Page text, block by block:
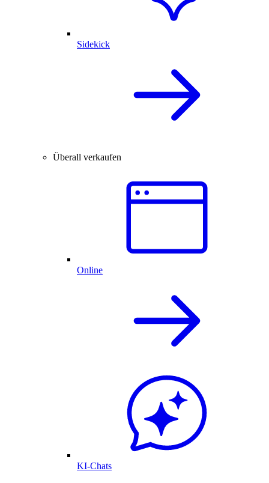
Sidekick
Überall verkaufen
Online
KI-Chats